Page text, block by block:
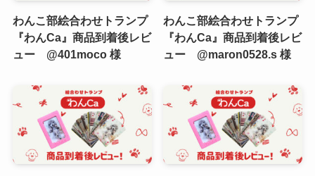
わんこ部絵合わせトランプ
『わんCa』商品到着後レビ
ュー @401moco 様
わんこ部絵合わせトランプ
『わんCa』商品到着後レビ
ュー @maron0528.s 様